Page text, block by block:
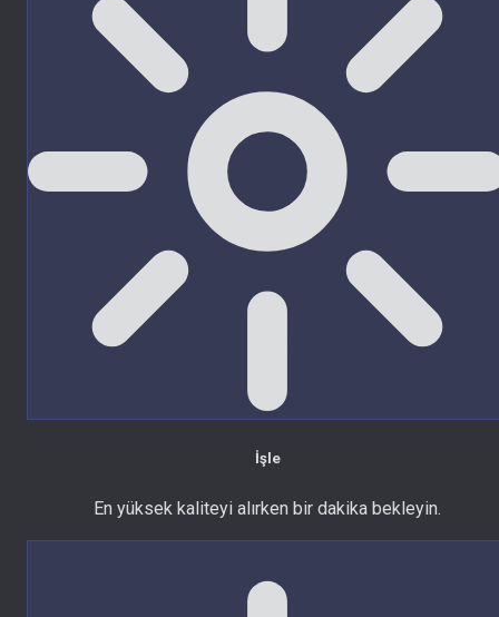
İşle
En yüksek kaliteyi alırken bir dakika bekleyin.